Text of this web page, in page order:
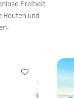
Freiheit
Routen und